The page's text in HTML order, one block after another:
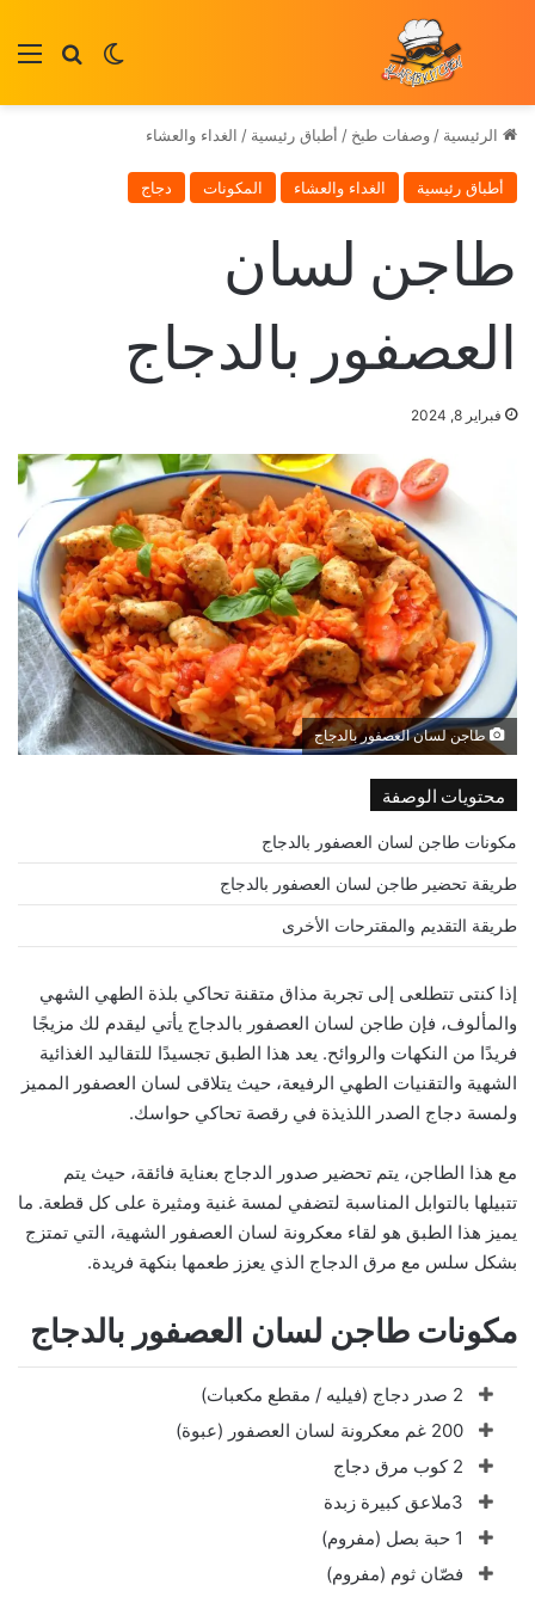
بحثالوضع
الرئيسية / وصفات طبخ / أطباق رئيسية / الغداء والعشاء
أطباق رئيسية الغداء والعشاء المكونات دجاج
طاجن لسان
العصفور بالدجاج
فبراير 8, 2024
طاجن لسان العصفور بالدجاج
محتويات الوصفة
مكونات طاجن لسان العصفور بالدجاج
طريقة تحضير طاجن لسان العصفور بالدجاج
طريقة التقديم والمقترحات الأخرى
إذا كنتى تتطلعى إلى تجربة مذاق متقنة تحاكي بلذة الطهي الشهي
والمألوف، فإن طاجن لسان العصفور بالدجاج يأتي ليقدم لك مزيجًا
فريدًا من النكهات والروائح. يعد هذا الطبق تجسيدًا للتقاليد الغذائية
الشهية والتقنيات الطهي الرفيعة، حيث يتلاقى لسان العصفور المميز
ولمسة دجاج الصدر اللذيذة في رقصة تحاكي حواسك.
مع هذا الطاجن، يتم تحضير صدور الدجاج بعناية فائقة، حيث يتم
تتبيلها بالتوابل المناسبة لتضفي لمسة غنية ومثيرة على كل قطعة. ما
يميز هذا الطبق هو لقاء معكرونة لسان العصفور الشهية، التي تمتزج
بشكل سلس مع مرق الدجاج الذي يعزز طعمها بنكهة فريدة.
مكونات طاجن لسان العصفور بالدجاج
2 صدر دجاج (فيليه / مقطع مكعبات)
200 غم معكرونة لسان العصفور (عبوة)
2 كوب مرق دجاج
3ملاعق كبيرة زبدة
1 حبة بصل (مفروم)
فصّان ثوم (مفروم)